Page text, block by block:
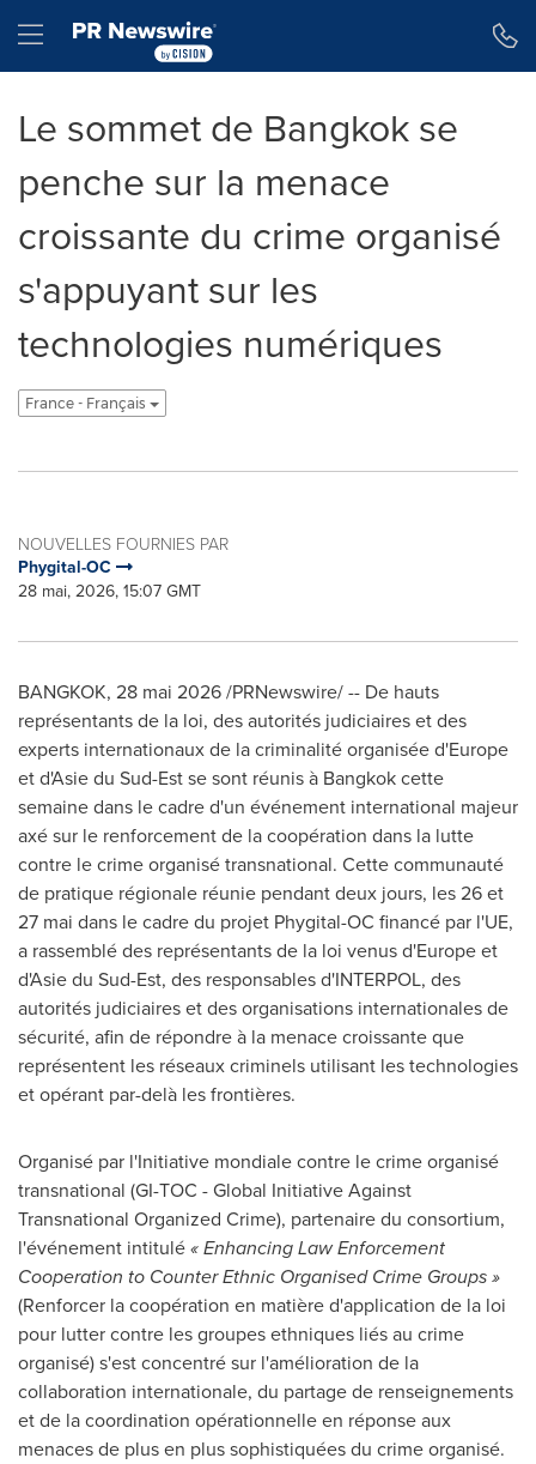
Hamburger menu
Le sommet de Bangkok se
penche sur la menace
croissante du crime organisé
s'appuyant sur les
technologies numériques
France - Français
NOUVELLES FOURNIES PAR
Phygital-OC
28 mai, 2026, 15:07 GMT
BANGKOK, 28 mai 2026/PRNewswire/ -- De hauts
représentants de la loi, des autorités judiciaires et des
experts internationaux de la criminalité organisée d'Europe
et d'Asie du Sud-Est se sont réunis à Bangkok cette
semaine dans le cadre d'un événement international majeur
axé sur le renforcement de la coopération dans la lutte
contre le crime organisé transnational. Cette communauté
de pratique régionale réunie pendant deux jours, les 26 et
27 mai dans le cadre du projet Phygital-OC financé par l'UE,
a rassemblé des représentants de la loi venus d'Europe et
d'Asie du Sud-Est, des responsables d'INTERPOL, des
autorités judiciaires et des organisations internationales de
sécurité, afin de répondre à la menace croissante que
représentent les réseaux criminels utilisant les technologies
et opérant par-delà les frontières.
Organisé par l'Initiative mondiale contre le crime organisé
transnational (GI-TOC - Global Initiative Against
Transnational Organized Crime), partenaire du consortium,
l'événement intitulé« Enhancing Law Enforcement
Cooperation to Counter Ethnic Organised Crime Groups »
(Renforcer la coopération en matière d'application de la loi
pour lutter contre les groupes ethniques liés au crime
organisé) s'est concentré sur l'amélioration de la
collaboration internationale, du partage de renseignements
et de la coordination opérationnelle en réponse aux
menaces de plus en plus sophistiquées du crime organisé.